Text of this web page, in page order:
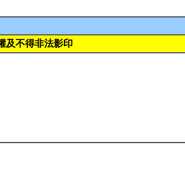
及不得非法影印